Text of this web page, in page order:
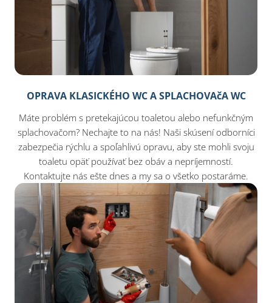
OPRAVA KLASICKÉHO WC A SPLACHOVAčA WC
Máte problém s pretekajúcou toaletou alebo nefunkčným
splachovačom? Nechajte to na nás! Naši skúsení odborníci
zabezpečia rýchlu a spoľahlivú opravu, aby ste mohli svoju
toaletu opäť používať bez obáv a nepríjemností.
Kontaktujte nás ešte dnes a my sa o všetko postaráme.